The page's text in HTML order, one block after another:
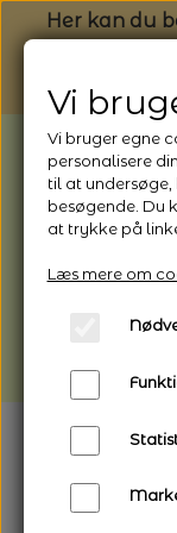
Her kan du
BEMÆRK:
1/8 - 9/8 -
afhentning
Vi gør
længere
Vi
Vi bruger egne
personalisere
til at undersøge,
besøgende. Du
at trykke på
Læs mere om